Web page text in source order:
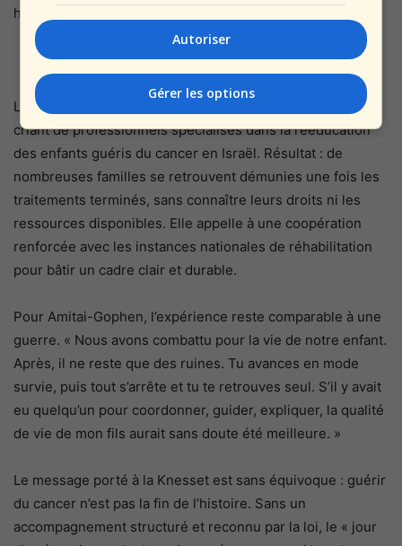
hôpitaux, les caisses de santé et le tissu associatif. »
La députée Mazarsky souligne pour sa part le manque
criant de professionnels spécialisés dans la rééducation
des enfants guéris du cancer en Israël. Résultat : de
nombreuses familles se retrouvent démunies une fois les
traitements terminés, sans connaître leurs droits ni les
ressources disponibles. Elle appelle à une coopération
renforcée avec les instances nationales de réhabilitation
pour bâtir un cadre clair et durable.
Pour Amitai-Gophen, l’expérience reste comparable à une
guerre. « Nous avons combattu pour la vie de notre enfant.
Après, il ne reste que des ruines. Tu avances en mode
survie, puis tout s’arrête et tu te retrouves seul. S’il y avait
eu quelqu’un pour coordonner, guider, expliquer, la qualité
de vie de mon fils aurait sans doute été meilleure. »
Le message porté à la Knesset est sans équivoque : guérir
du cancer n’est pas la fin de l’histoire. Sans un
accompagnement structuré et reconnu par la loi, le « jour
Autoriser
Gérer les options